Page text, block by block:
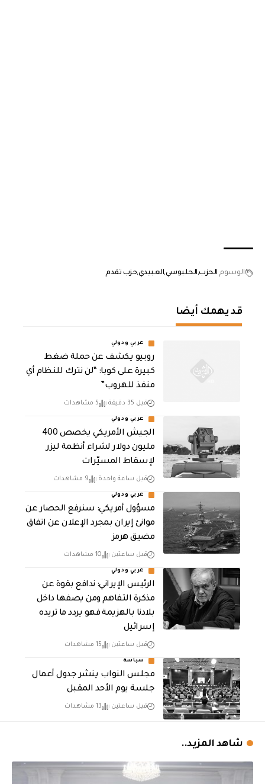
الوسوم الحزب الحلبوسيالعبيديحزب تقدم
قد يهمك أيضا
عربي ودولي
روبيو يكشف عن حملة ضغط
كبيرة على كوبا: “لن نترك للنظام أي
منفذ للهروب”
قبل 35 دقيقة 5 مشاهدات
عربي ودولي
الجيش الأمريكي يخصص 400
مليون دولار لشراء أنظمة ليزر
لإسقاط المسيّرات
قبل ساعة واحدة 9 مشاهدات
عربي ودولي
مسؤول أمريكي: سنرفع الحصار عن
موانئ إيران بمجرد الإعلان عن اتفاق
مضيق هرمز
قبل ساعتين 10 مشاهدات
عربي ودولي
الرئيس الإيراني: ندافع بقوة عن
مذكرة التفاهم ومن يصفها داخل
بلادنا بالهزيمة فهو يردد ما تريده
إسرائيل
قبل ساعتين 15 مشاهدات
سياسة
مجلس النواب ينشر جدول أعمال
جلسة يوم الأحد المقبل
قبل ساعتين 13 مشاهدات
شاهد المزيد..